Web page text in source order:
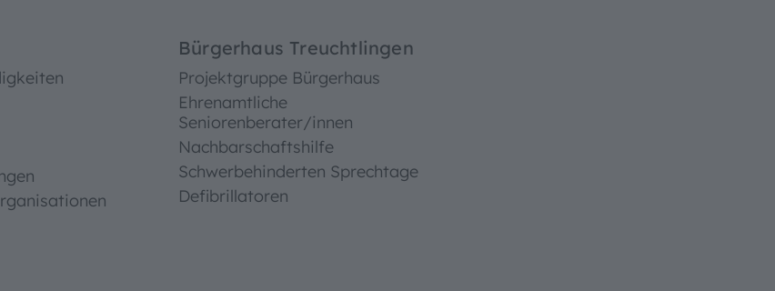
Bürgerhaus Treuchtlingen
Projektgruppe Bürgerhaus
Ehrenamtliche
Seniorenberater/innen
Nachbarschaftshilfe
Schwerbehinderten Sprechtage
Defibrillatoren